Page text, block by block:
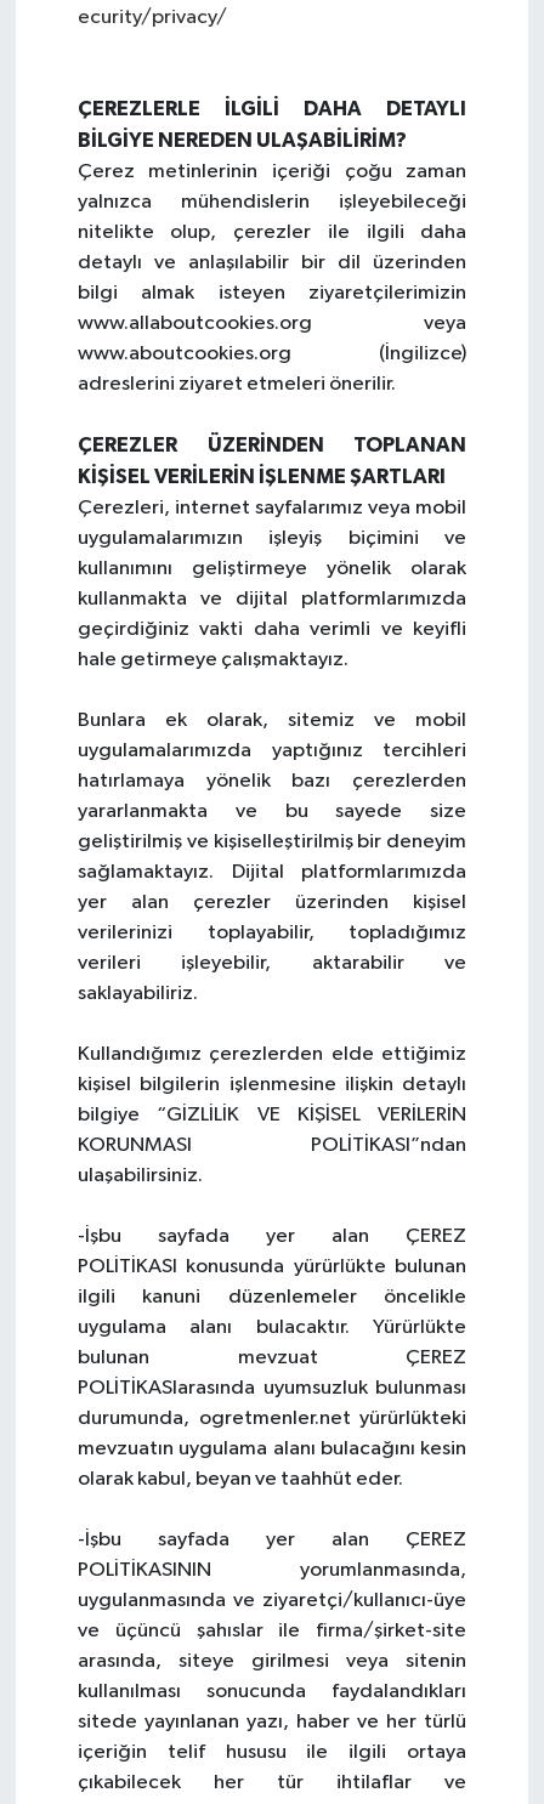
ecurity/privacy/
ÇEREZLERLE İLGİLİ DAHA DETAYLI
BİLGİYE NEREDEN ULAŞABİLİRİM?
Çerez metinlerinin içeriği çoğu zaman
yalnızca mühendislerin işleyebileceği
nitelikte olup, çerezler ile ilgili daha
detaylı ve anlaşılabilir bir dil üzerinden
bilgi almak isteyen ziyaretçilerimizin
www.allaboutcookies.org veya
www.aboutcookies.org (İngilizce)
adreslerini ziyaret etmeleri önerilir.
ÇEREZLER ÜZERİNDEN TOPLANAN
KİŞİSEL VERİLERİN İŞLENME ŞARTLARI
Çerezleri, internet sayfalarımız veya mobil
uygulamalarımızın işleyiş biçimini ve
kullanımını geliştirmeye yönelik olarak
kullanmakta ve dijital platformlarımızda
geçirdiğiniz vakti daha verimli ve keyifli
hale getirmeye çalışmaktayız.
Bunlara ek olarak, sitemiz ve mobil
uygulamalarımızda yaptığınız tercihleri
hatırlamaya yönelik bazı çerezlerden
yararlanmakta ve bu sayede size
geliştirilmiş ve kişiselleştirilmiş bir deneyim
sağlamaktayız. Dijital platformlarımızda
yer alan çerezler üzerinden kişisel
verilerinizi toplayabilir, topladığımız
verileri işleyebilir, aktarabilir ve
saklayabiliriz.
Kullandığımız çerezlerden elde ettiğimiz
kişisel bilgilerin işlenmesine ilişkin detaylı
bilgiye “GİZLİLİK VE KİŞİSEL VERİLERİN
KORUNMASI POLİTİKASI”ndan
ulaşabilirsiniz.
-İşbu sayfada yer alan ÇEREZ
POLİTİKASI konusunda yürürlükte bulunan
ilgili kanuni düzenlemeler öncelikle
uygulama alanı bulacaktır. Yürürlükte
bulunan mevzuat ÇEREZ
POLİTİKASIarasında uyumsuzluk bulunması
durumunda, ogretmenler.net yürürlükteki
mevzuatın uygulama alanı bulacağını kesin
olarak kabul, beyan ve taahhüt eder.
-İşbu sayfada yer alan ÇEREZ
POLİTİKASININ yorumlanmasında,
uygulanmasında ve ziyaretçi/kullanıcı-üye
ve üçüncü şahıslar ile firma/şirket-site
arasında, siteye girilmesi veya sitenin
kullanılması sonucunda faydalandıkları
sitede yayınlanan yazı, haber ve her türlü
içeriğin telif hususu ile ilgili ortaya
çıkabilecek her tür ihtilaflar ve